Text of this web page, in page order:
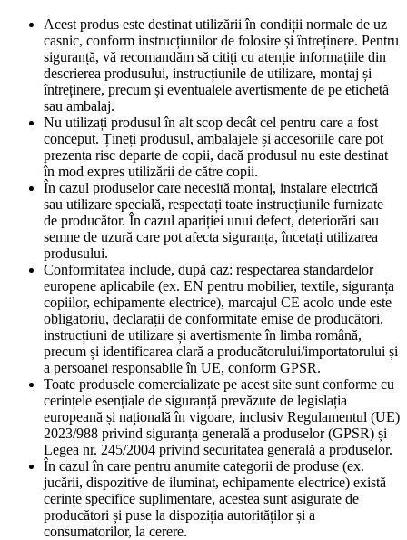
Acest produs este destinat utilizării în condiții normale de uz
casnic, conform instrucțiunilor de folosire și întreținere. Pentru
siguranță, vă recomandăm să citiți cu atenție informațiile din
descrierea produsului, instrucțiunile de utilizare, montaj și
întreținere, precum și eventualele avertismente de pe etichetă
sau ambalaj.
Nu utilizați produsul în alt scop decât cel pentru care a fost
conceput. Țineți produsul, ambalajele și accesoriile care pot
prezenta risc departe de copii, dacă produsul nu este destinat
în mod expres utilizării de către copii.
În cazul produselor care necesită montaj, instalare electrică
sau utilizare specială, respectați toate instrucțiunile furnizate
de producător. În cazul apariției unui defect, deteriorări sau
semne de uzură care pot afecta siguranța, încetați utilizarea
produsului.
Conformitatea include, după caz: respectarea standardelor
europene aplicabile (ex. EN pentru mobilier, textile, siguranța
copiilor, echipamente electrice), marcajul CE acolo unde este
obligatoriu, declarații de conformitate emise de producători,
instrucțiuni de utilizare și avertismente în limba română,
precum și identificarea clară a producătorului/importatorului și
a persoanei responsabile în UE, conform GPSR.
Toate produsele comercializate pe acest site sunt conforme cu
cerințele esențiale de siguranță prevăzute de legislația
europeană și națională în vigoare, inclusiv Regulamentul (UE)
2023/988 privind siguranța generală a produselor (GPSR) și
Legea nr. 245/2004 privind securitatea generală a produselor.
În cazul în care pentru anumite categorii de produse (ex.
jucării, dispozitive de iluminat, echipamente electrice) există
cerințe specifice suplimentare, acestea sunt asigurate de
producători și puse la dispoziția autorităților și a
consumatorilor, la cerere.